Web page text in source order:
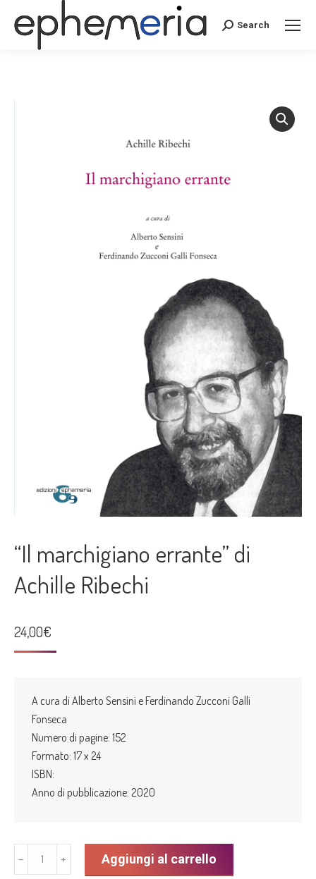
Search:Search
“Il marchigiano errante” di
Achille Ribechi
24,00€
A cura di Alberto Sensini e Ferdinando Zucconi Galli
Fonseca
Numero di pagine: 152
Formato: 17 x 24
ISBN:
Anno di pubblicazione: 2020
marchigiano
﹣ ﹢ Aggiungi al carrello